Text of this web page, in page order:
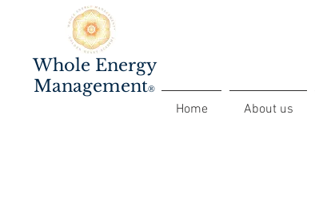
Whole Energy
Management®️
Home About us